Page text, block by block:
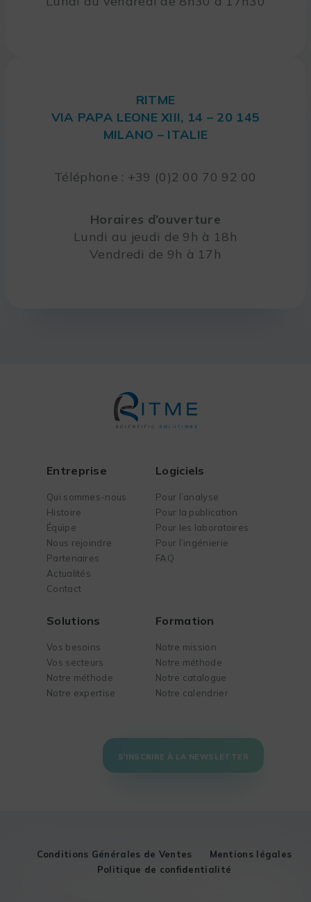
RITME
VIA PAPA LEONE XIII, 14 – 20 145
MILANO – ITALIE
Téléphone : +39 (0)2 00 70 92 00
Horaires d’ouverture
Lundi au jeudi de 9h à 18h
Vendredi de 9h à 17h
Entreprise
Qui sommes-nous
Histoire
Équipe
Nous rejoindre
Partenaires
Actualités
Contact
Logiciels
Pour l’analyse
Pour la publication
Pour les laboratoires
Pour l’ingénierie
FAQ
Solutions
Vos besoins
Vos secteurs
Notre méthode
Notre expertise
Formation
Notre mission
Notre méthode
Notre catalogue
Notre calendrier
S'INSCRIRE À LA NEWSLETTER
Conditions Générales de Ventes
Mentions légales
Politique de confidentialité